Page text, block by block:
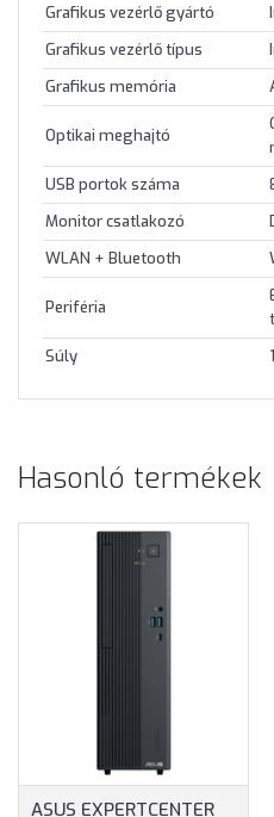
Grafikus vezérlő gyártó
Grafikus vezérlő típus
Grafikus memória
Optikai meghajtó
USB portok száma
Monitor csatlakozó
WLAN + Bluetooth
Periféria
Súly
Hasonló termékek
ASUS EXPERTCENTER